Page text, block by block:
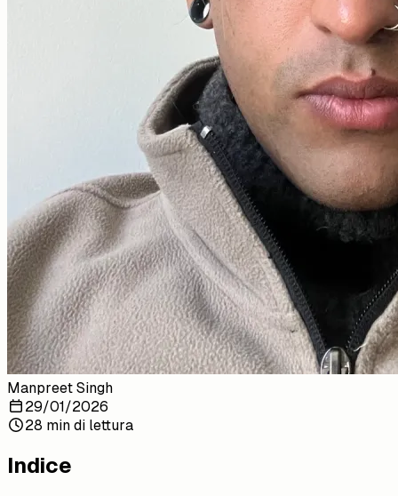
Manpreet Singh
29/01/2026
28 min di lettura
Indice